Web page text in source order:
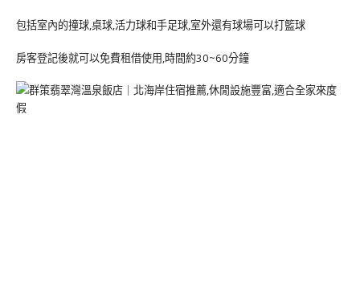
包括室內的撞球,桌球,活力球和手足球,室外還有球場可以打籃球
房客登記後就可以免費租借使用,時間約30~60分鐘